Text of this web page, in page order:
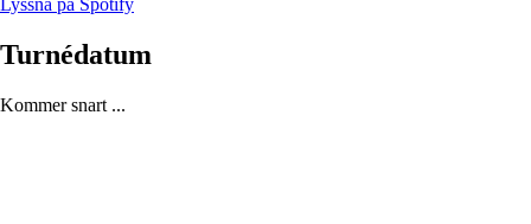
Lyssna på Spotify
Turnédatum
Kommer snart ...